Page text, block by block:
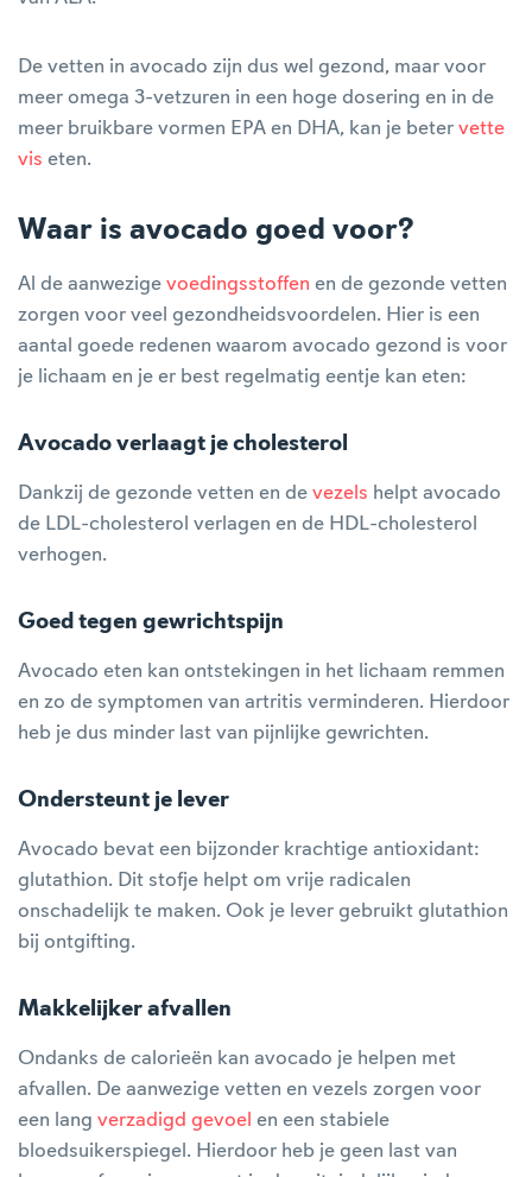
De vetten in avocado zijn dus wel gezond, maar voor
meer omega 3-vetzuren in een hoge dosering en in de
meer bruikbare vormen EPA en DHA, kan je beter vette
vis eten.
Waar is avocado goed voor?
Al de aanwezige voedingsstoffen en de gezonde vetten
zorgen voor veel gezondheidsvoordelen. Hier is een
aantal goede redenen waarom avocado gezond is voor
je lichaam en je er best regelmatig eentje kan eten:
Avocado verlaagt je cholesterol
Dankzij de gezonde vetten en de vezels helpt avocado
de LDL-cholesterol verlagen en de HDL-cholesterol
verhogen.
Goed tegen gewrichtspijn
Avocado eten kan ontstekingen in het lichaam remmen
en zo de symptomen van artritis verminderen. Hierdoor
heb je dus minder last van pijnlijke gewrichten.
Ondersteunt je lever
Avocado bevat een bijzonder krachtige antioxidant:
glutathion. Dit stofje helpt om vrije radicalen
onschadelijk te maken. Ook je lever gebruikt glutathion
bij ontgifting.
Makkelijker afvallen
Ondanks de calorieën kan avocado je helpen met
afvallen. De aanwezige vetten en vezels zorgen voor
een lang verzadigd gevoel en een stabiele
bloedsuikerspiegel. Hierdoor heb je geen last van